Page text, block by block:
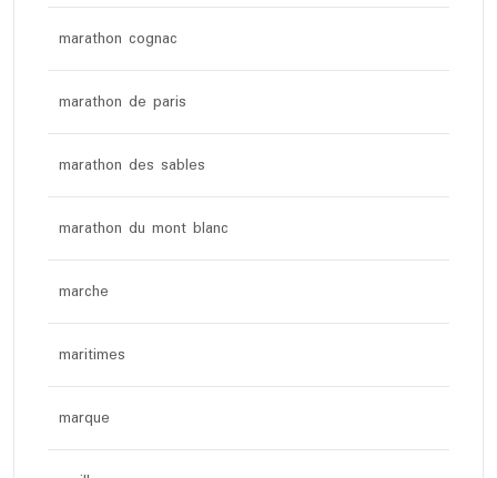
marathon cognac
marathon de paris
marathon des sables
marathon du mont blanc
marche
maritimes
marque